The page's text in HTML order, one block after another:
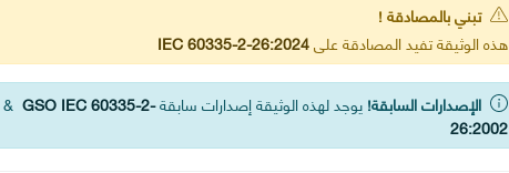
تبني بالمصادقة !
هذه الوثيقة تفيد المصادقة علىIEC 60335-2-26:2024
الإصدارات السابقة! يوجد لهذه الوثيقة إصدارات سابقة &GSO IEC 60335-2-
26:2002